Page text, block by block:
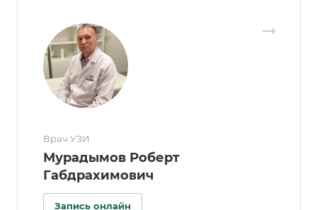
Врач УЗИ
Мурадымов Роберт
Габдрахимович
Запись онлайн